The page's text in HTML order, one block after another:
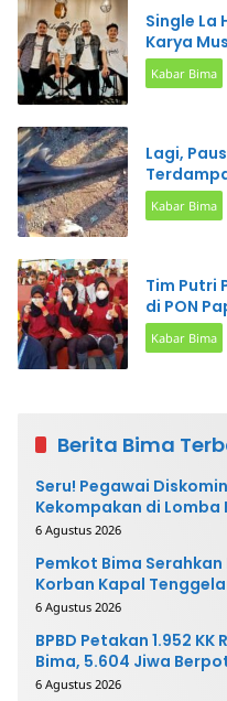
Single La
Karya
Kabar Bima
Lagi,
Kabar Bima
Tim Putri
di PON
Kabar Bima
Berita Bima
Seru! Pegawai
Kekompakan di Lomba
6 Agustus 2026
Pemkot Bima
Korban Kapal
6 Agustus 2026
BPBD Petakan 1.952
Bima, 5.604 Jiwa
6 Agustus 2026